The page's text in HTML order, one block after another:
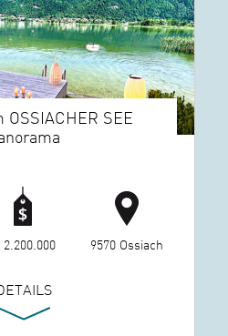
SEE
9570 Ossiach